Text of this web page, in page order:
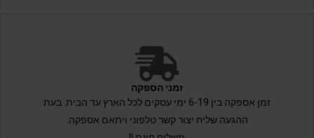
זמני הספקה
זמן אספקה בין 6-19 ימי עסקים לכל הארץ עד הבית. בעת
ההגעה שליח יצור קשר טלפוני ויתאם אספקה.